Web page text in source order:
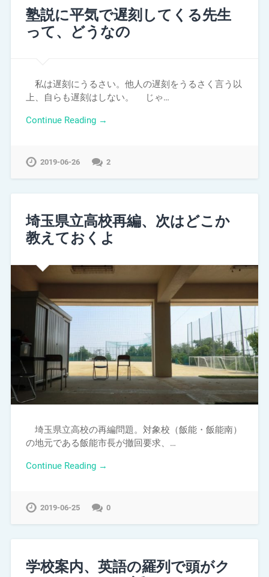
塾説に平気で遅刻してくる先生
って、どうなの
私は遅刻にうるさい。他人の遅刻をうるさく言う以
上、自らも遅刻はしない。 じゃ…
Continue Reading →
2019-06-26 2
埼玉県立高校再編、次はどこか
教えておくよ
埼玉県立高校の再編問題。対象校（飯能・飯能南）
の地元である飯能市長が撤回要求、…
Continue Reading →
2019-06-25 0
学校案内、英語の羅列で頭がク